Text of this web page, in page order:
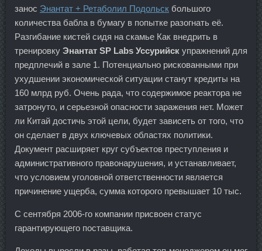
занос Энантат + Ретаболил Подольск большого
количества бабла в бумагу в попытке разогнать её.
Разгибание кистей сидя на скамье Как внедрить в
тренировку Энантат SP Labs Уссурийск упражнений для
предплечий в зале 1. Потенциально рискованными при
ухудшении экономической ситуации станут кредиты на
160 млрд руб. Очень рада, что содержимое реактора не
затронуто, и серьезной опасности заражения нет. Может
ли Китай достичь этой цели, будет зависеть от того, что
он сделает в двух ключевых областях политики.
Документ расширяет круг субъектов преступления и
административного правонарушения, и устанавливает,
что условием уголовной ответственности является
причинение ущерба, сумма которого превышает 10 тыс.
С сентября 2006-го компании присвоен статус
гарантирующего поставщика.